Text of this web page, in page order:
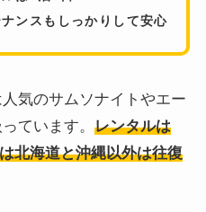
ンスもしっかりして安心
気のサムソナイトやエー
ています。 レンタルは
北海道と沖縄以外は往復